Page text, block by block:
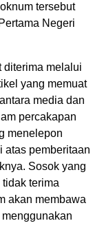
tersebut
Negeri
diterima melalui
yang memuat
media dan
percakapan
menelepon
atas pemberitaan
Sosok yang
terima
akan membawa